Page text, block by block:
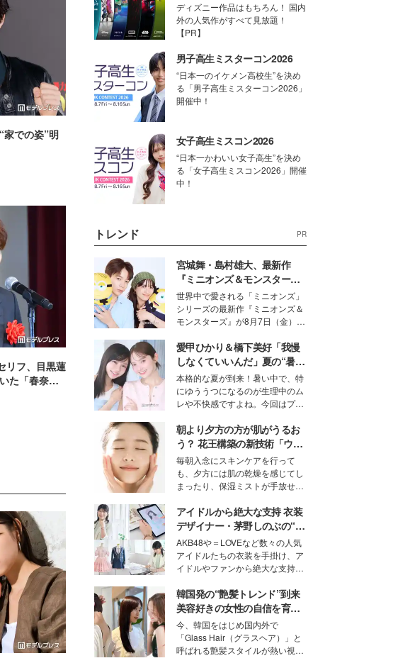
家での姿”明
リフ、目黒蓮
た「春奈ち
氏が撮影秘
レビグラン
ディズニー作品はもちろん！ 国内
外の人気作がすべて見放題！
【PR】
男子高生ミスターコン2026
“日本一のイケメン高校生”を決め
る「男子高生ミスターコン2026」
開催中！
女子高生ミスコン2026
“日本一かわいい女子高生”を決め
る「女子高生ミスコン2026」開催
中！
トレンド PR
宮城舞・島村雄大、最新作
『ミニオンズ＆モンスター
ズ』の魅力熱弁 ハチャメチャ
だけじゃない“友情と絆”に感
動
世界中で愛される「ミニオンズ」
シリーズの最新作『ミニオンズ＆
モンスターズ』が8月7日（金）に
ニオン好き”という共通点を持つモ
デルの宮城舞と島村雄大の特別対
談をお届け！それぞれの視点か
ら、今作ならではの魅力や予想外
の感動をもたらす奥深いストーリ
ーについて熱く語り合ってもらっ
た。
愛甲ひかり＆橋下美好「我慢
しなくていいんだ」夏の“暑さ
対策”の新しい選択肢とは？
本格的な夏が到来！暑い中で、特
にゆううつになるのが生理中のム
レや不快感ですよね。今回はプラ
モデル・愛甲ひかりさんと橋下美
好さんを迎えて本音で女子会トー
ク。猛暑のお出かけを快適に過ご
すヒントや、2人が感動した夏の
生理の新常識にも迫りました。
朝より夕方の方が肌がうるお
う？ 花王構築の新技術「ウォ
ーターキャプチャリングスキ
ン（捕水肌）」がスキンケア
の常識を変える予感
毎朝入念にスキンケアを行って
も、夕方には肌の乾燥を感じてし
まったり、保湿ミストが手放せな
な美容の常識を大きく変える可能
性を秘めた、革新的な「Water
Capturing Skin（ウォーターキャ
プチャリングスキン：捕水肌）」
技術を、花王が構築した。
アイドルから絶大な支持 衣装
デザイナー・茅野しのぶの“可
愛い”を作る美学＜「シチズン
クロスシー」インタビュー＞
AKB48や＝LOVEなど数々の人気
アイドルたちの衣装を手掛け、ア
イドルやファンから絶大な支持を
取締役兼クリエイティブディレク
ター・茅野しのぶ。一人ひとりの
個性に寄り添い、魅力を引き出す
衣装作りは、多くの女性たちに勇
気と自信を与え続けている。
韓国発の“艶髪トレンド”到来
美容好きの女性の自信を育む
「ヘアケア事情」って？
今、韓国をはじめ国内外で
「Glass Hair（グラスヘア）」と
呼ばれる艶髪スタイルが熱い視線